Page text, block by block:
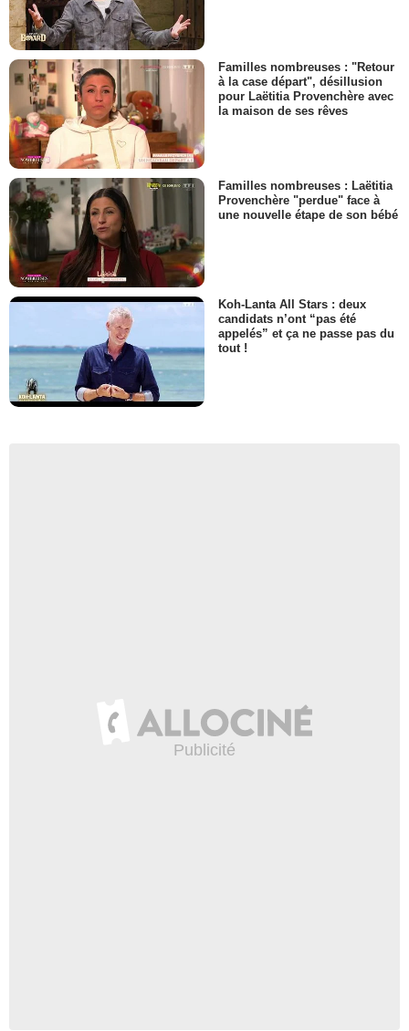
Familles nombreuses : "Retour
à la case départ", désillusion
pour Laëtitia Provenchère avec
la maison de ses rêves
Familles nombreuses : Laëtitia
Provenchère "perdue" face à
une nouvelle étape de son bébé
Koh-Lanta All Stars : deux
candidats n’ont “pas été
appelés” et ça ne passe pas du
tout !